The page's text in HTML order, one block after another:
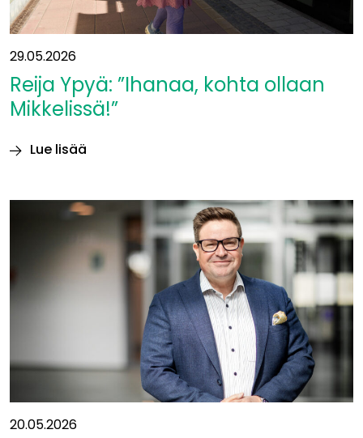
29.05.2026
Reija Ypyä: ”Ihanaa, kohta ollaan
Mikkelissä!”
Lue lisää
20.05.2026